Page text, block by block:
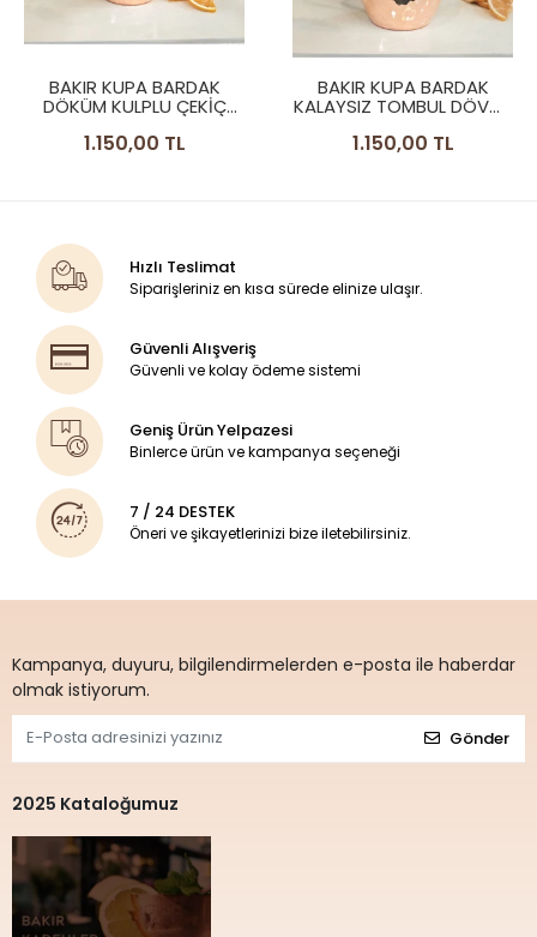
BAKIR KUPA BARDAK
DÖKÜM KULPLU ÇEKİÇ
DÖVME MODEL BAKIR
RENK
1.150,00 TL
BAKIR KUPA BARDAK
KALAYSIZ TOMBUL DÖVME
1.150,00 TL
Hızlı Teslimat
Siparişleriniz en kısa sürede elinize ulaşır.
Güvenli Alışveriş
Güvenli ve kolay ödeme sistemi
Geniş Ürün Yelpazesi
Binlerce ürün ve kampanya seçeneği
7 / 24 DESTEK
Öneri ve şikayetlerinizi bize iletebilirsiniz.
Kampanya, duyuru, bilgilendirmelerden e-posta ile haberdar
olmak istiyorum.
Gönder
2025 Kataloğumuz